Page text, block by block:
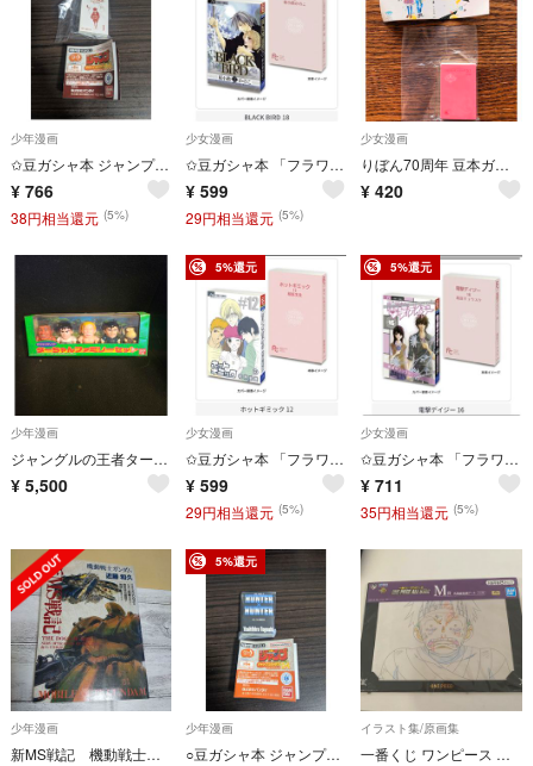
少年漫画
✩豆ガシャ本 ジャンプコミックスコレクション 04 マッシュル
¥ 766
38円相当還元 (5%)
少女漫画
✩豆ガシャ本 「フラワーコミックス」 BLACK BIRD 18
¥ 599
29円相当還元 (5%)
少女漫画
りぼん70周年 豆本ガチャ ハニーレモンソーダ
¥ 420
少年漫画
ジャングルの王者ターちゃん
¥ 5,500
5%還元
少女漫画
✩豆ガシャ本 「フラワーコミックス」 ホットギミック 12
¥ 599
29円相当還元 (5%)
5%還元
少女漫画
✩豆ガシャ本 「フラワーコミックス」 電撃デイジー 16
¥ 711
35円相当還元 (5%)
少年漫画
新MS戦記 機動戦士ガンダム
5%還元
少年漫画
○豆ガシャ本 ジャンプコミックスコレクション 04 ハンター×ハンター
イラスト集/原画集
一番くじ ワンピース M賞 名場面原画アート